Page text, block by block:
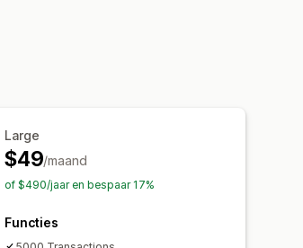
Transacties
Large
$49/maand
of $490/jaar en bespaar 17%
Functies